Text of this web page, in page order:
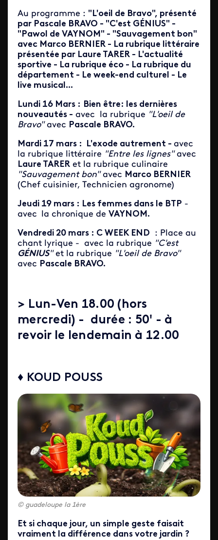
Au programme : "L'oeil de Bravo", présenté
par Pascale BRAVO - "C'est GÉNIUS" -
"Pawol de VAYNOM" - "Sauvagement bon"
avec Marco BERNIER - La rubrique littéraire
présentée par Laure TARER - L'actualité
sportive - La rubrique éco - La rubrique du
département - Le week-end culturel - Le
live musical...
Lundi 16 Mars : Bien être: les dernières
nouveautés - avec la rubrique "L'oeil de
Bravo"avec Pascale BRAVO.
Mardi 17 mars : L'exode autrement - avec
la rubrique littéraire "Entre les lignes"avec
Laure TARER et la rubrique culinaire
"Sauvagement bon"avec Marco BERNIER
(Chef cuisinier, Technicien agronome)
Jeudi 19 mars : Les femmes dans le BTP -
avec
la chronique de VAYNOM.
Vendredi 20 mars : C WEEK END : Place au
chant lyrique - avec la rubrique "C'est
GÉNIUS"et la rubrique "L'oeil de Bravo"
avec Pascale BRAVO.
> Lun-Ven 18.00 (hors
mercredi) - durée : 50' - à
revoir le lendemain à 12.00
♦ KOUD POUSS
guadeloupe la 1ère
Et si chaque jour, un simple geste faisait
vraiment la différence dans votre jardin ?